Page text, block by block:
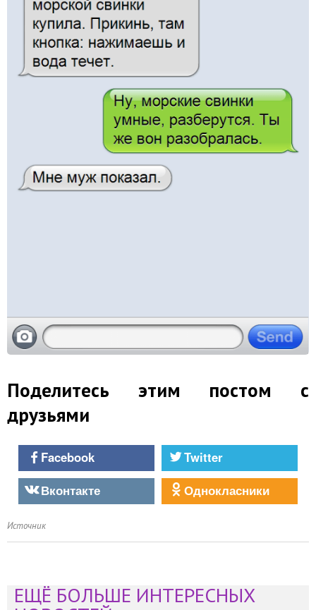
Поделитесь этим постом с
друзьями
Facebook
Twitter
Вконтакте
Однокласники
Источник
ЕЩЁ БОЛЬШЕ ИНТЕРЕСНЫХ